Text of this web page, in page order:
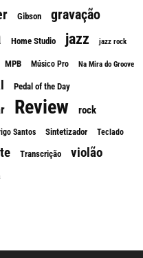
Gibson gravação
Home Studio jazz jazz rock
MPB Músico Pro Na Mira do Groove
Pedal of the Day
Review rock
Santos Sintetizador Teclado
Transcrição violão